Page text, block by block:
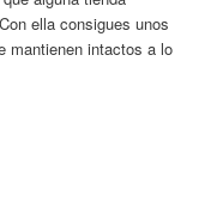
ella consigues unos
mantienen intactos a lo